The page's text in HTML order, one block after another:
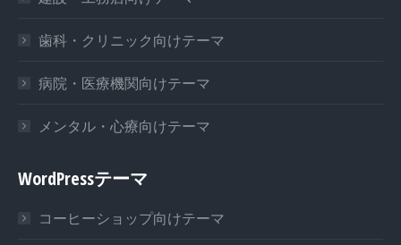
歯科・クリニック向けテーマ
病院・医療機関向けテーマ
メンタル・心療向けテーマ
WordPressテーマ
コーヒーショップ向けテーマ